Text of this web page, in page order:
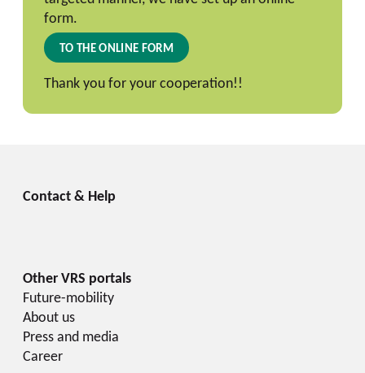
form.
TO THE ONLINE FORM
Thank you for your cooperation!!
Future-mobility
About us
Press and media
Career